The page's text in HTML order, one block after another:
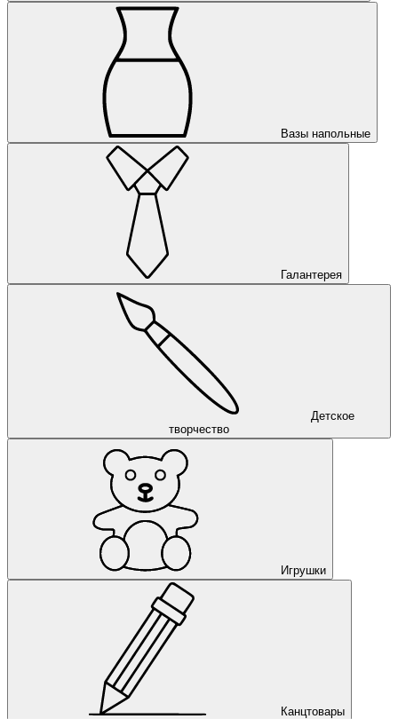
Вазы напольные
Галантерея
Детское
творчество
Игрушки
Канцтовары